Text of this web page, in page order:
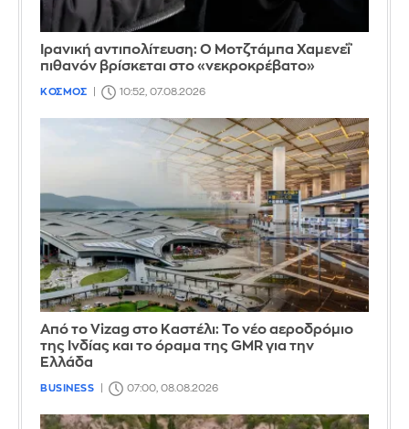
Ιρανική αντιπολίτευση: Ο Μοτζτάμπα Χαμενεΐ
πιθανόν βρίσκεται στο «νεκροκρέβατο»
ΚΟΣΜΟΣ 10:52, 07.08.2026
Από το Vizag στο Καστέλι: Το νέο αεροδρόμιο
της Ινδίας και το όραμα της GMR για την
Ελλάδα
BUSINESS 07:00, 08.08.2026